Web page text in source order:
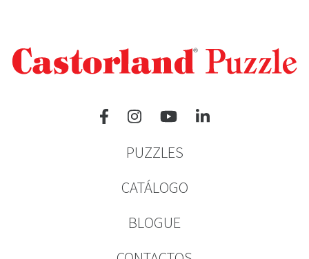
PUZZLES
CATÁLOGO
BLOGUE